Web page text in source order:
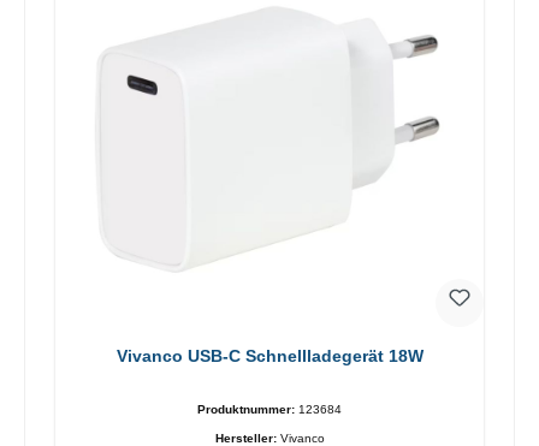
Vivanco USB-C Schnellladegerät 18W
Produktnummer: 123684
Hersteller: Vivanco